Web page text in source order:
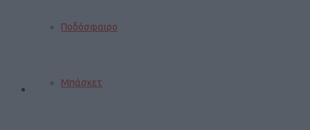
Ποδόσφαιρο
Μπάσκετ